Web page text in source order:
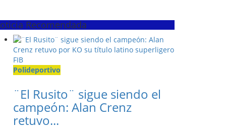
Recomendada
Polideportivo
¨El Rusito¨ sigue siendo el
campeón: Alan Crenz
retuvo...